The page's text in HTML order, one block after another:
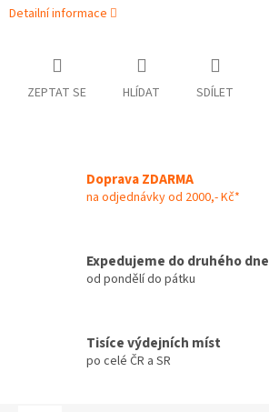
Detailní informace
ZEPTAT SE HLÍDAT SDÍLET
Doprava ZDARMA
na odjednávky od 2000,- Kč*
Expedujeme do druhého dne
od pondělí do pátku
Tisíce výdejních míst
po celé ČR a SR